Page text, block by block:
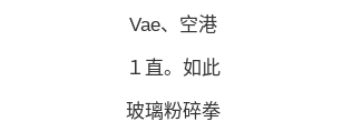
Vae、空港
１直。如此
玻璃粉碎拳